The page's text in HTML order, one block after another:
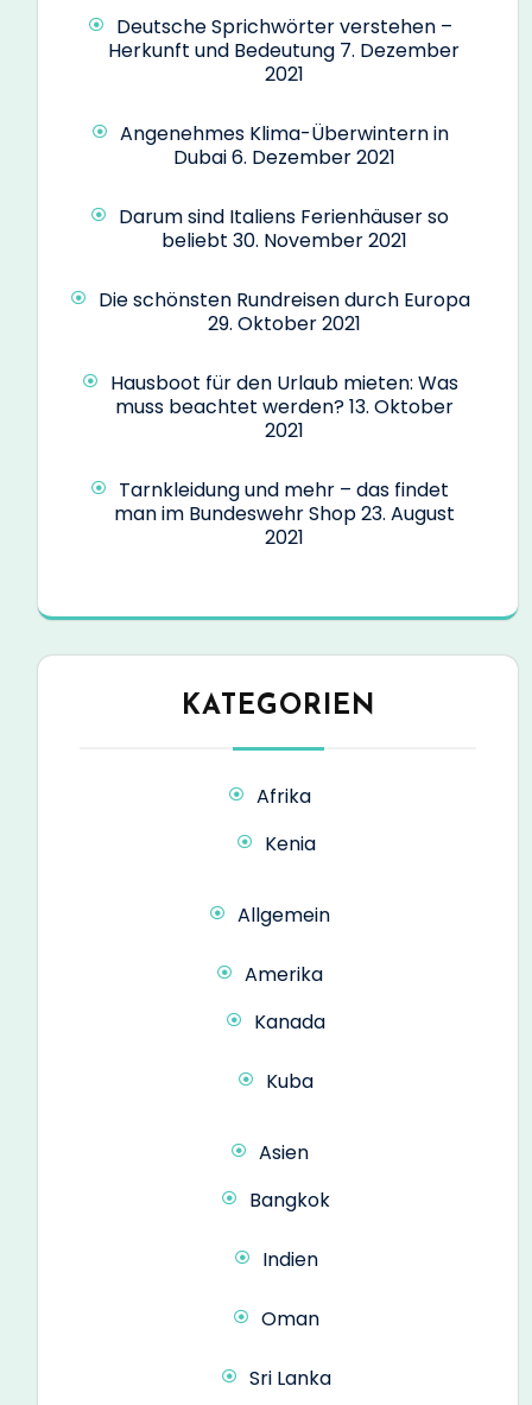
Deutsche Sprichwörter verstehen –
Herkunft und Bedeutung 7. Dezember
2021
Angenehmes Klima-Überwintern in
Dubai6. Dezember 2021
Darum sind Italiens Ferienhäuser so
beliebt 30. November 2021
Die schönsten Rundreisen durch Europa
29. Oktober 2021
Hausboot für den Urlaub mieten: Was
muss beachtet werden?13. Oktober
2021
Tarnkleidung und mehr – das findet
man im Bundeswehr Shop23. August
2021
KATEGORIEN
Afrika
Kenia
Allgemein
Amerika
Kanada
Kuba
Asien
Bangkok
Indien
Oman
Sri Lanka